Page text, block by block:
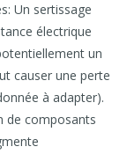
Un sertissage
électrique
un
causer une perte
à adapter).
de composants